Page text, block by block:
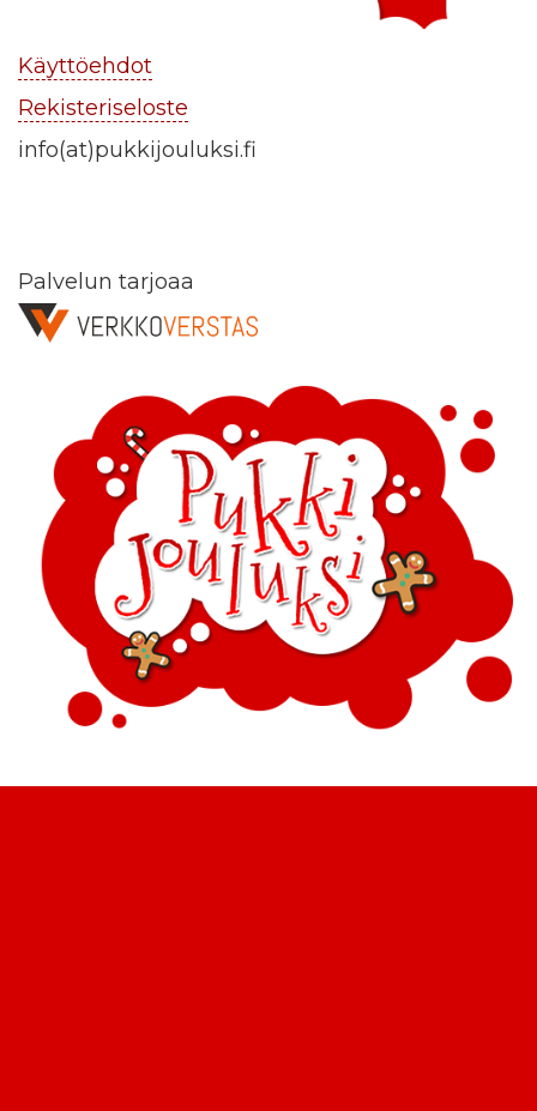
Käyttöehdot
Rekisteriseloste
info(at)pukkijouluksi.fi
Palvelun tarjoaa